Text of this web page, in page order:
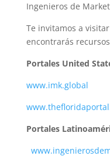
Ingenieros de
Te invitamos a
encontrarás
Portales United
www.imk.global
Portales